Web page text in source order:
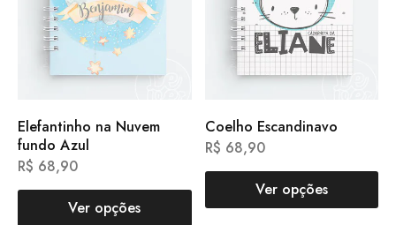
Elefantinho na Nuvem
fundo Azul
R$ 68,90
Ver opções
Coelho Escandinavo
R$ 68,90
Ver opções